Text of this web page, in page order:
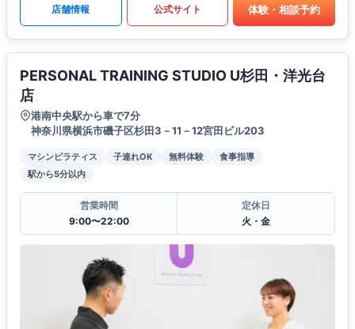
店舗情報 公式サイト 体験・相談予約
PERSONAL TRAINING STUDIO U杉田・洋光台
店
港南中央駅から車で7分
神奈川県横浜市磯子区杉田3－11－12宮田ビル203
マシンピラティス 子連れOK 無料体験
食事指導
駅から5分以内
営業時間
9:00〜22:00
定休日
火・金